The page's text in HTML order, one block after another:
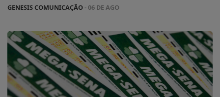
GENESIS COMUNICAÇÃO- 06 DE AGO